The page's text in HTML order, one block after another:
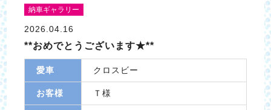
納車ギャラリー
2026.04.16
**おめでとうございます★**
愛車 クロスビー
お客様 Ｔ様